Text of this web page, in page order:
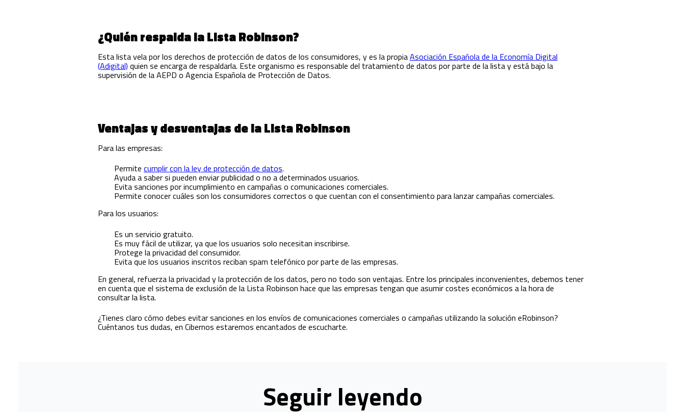
¿Quién respalda la Lista Robinson?
Esta lista vela por los derechos de protección de datos de los consumidores, y es la propiaAsociación Española de la Economía Digital
(Adigital) quien se encarga de respaldarla. Este organismo es responsable del tratamiento de datos por parte de la lista y está bajo la
supervisión de la AEPD o Agencia Española de Protección de Datos.
Ventajas y desventajas de la Lista Robinson
Para las empresas:
Permite cumplir con la ley de protección de datos.
Ayuda a saber si pueden enviar publicidad o no a determinados usuarios.
Evita sanciones por incumplimiento en campañas o comunicaciones comerciales.
Permite conocer cuáles son los consumidores correctos o que cuentan con el consentimiento para lanzar campañas comerciales.
Para los usuarios:
Es un servicio gratuito.
Es muy fácil de utilizar, ya que los usuarios solo necesitan inscribirse.
Protege la privacidad del consumidor.
Evita que los usuarios inscritos reciban spam telefónico por parte de las empresas.
En general, refuerza la privacidad y la protección de los datos, pero no todo son ventajas. Entre los principales inconvenientes, debemos tener
en cuenta que el sistema de exclusión de la Lista Robinson hace que las empresas tengan que asumir costes económicos a la hora de
consultar la lista.
¿Tienes claro cómo debes evitar sanciones en los envíos de comunicaciones comerciales o campañas utilizando la solución eRobinson?
Cuéntanos tus dudas, en Cibernos estaremos encantados de escucharte.
Seguir leyendo